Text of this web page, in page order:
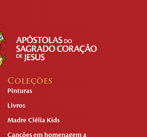
Coleções
Pinturas
Livros
Madre Clélia Kids
Canções em homenagem a